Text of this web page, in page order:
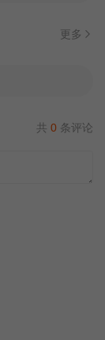
更多
共 0 条评论